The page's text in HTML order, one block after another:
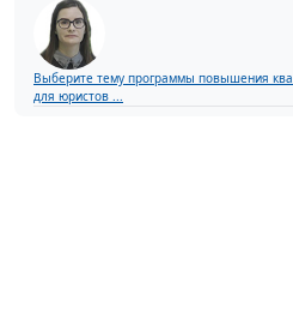
Выберите тему программы повышения
для юристов ...